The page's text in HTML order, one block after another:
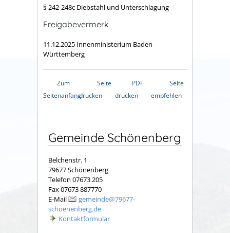
§ 242-248c Diebstahl und Unterschlagung
Freigabevermerk
11.12.2025 Innenministerium Baden-
Württemberg
Zum
Seitenanfang
Seite
drucken
PDF
drucken
Seite
empfehlen
Gemeinde Schönenberg
Belchenstr. 1
79677 Schönenberg
Telefon 07673 205
Fax 07673 887770
E-Mail
gemeinde@79677-
schoenenberg.de
Kontaktformular